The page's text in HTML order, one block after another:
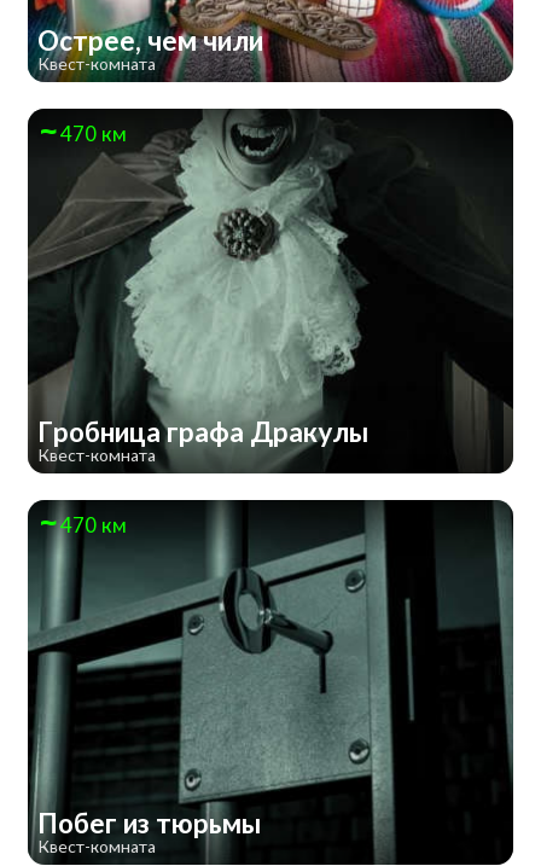
Острее, чем чили
Квест-комната
470 км
Гробница графа Дракулы
Квест-комната
470 км
Побег из тюрьмы
Квест-комната